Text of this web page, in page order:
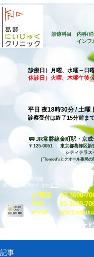
診療科目 内科/
インフ
診療日）月曜、水曜～日
休診日）火曜、木曜午後
平日 夜18時30分 / 土曜
診察受付は終了15分前ま
🚃 JR常磐線金町駅・京
〒125-0051 東京都葛飾区新
シティテラス
(⁺Tomod'sとクオール薬局の
健康診断、美容点滴、ピーリング、各種ワ
除く)をご希望の方はお 電話 にてご予約お願
お電話03-3600-
​FAX 03-3600-
e-mail
各種クレジットカード、QRコー
記事